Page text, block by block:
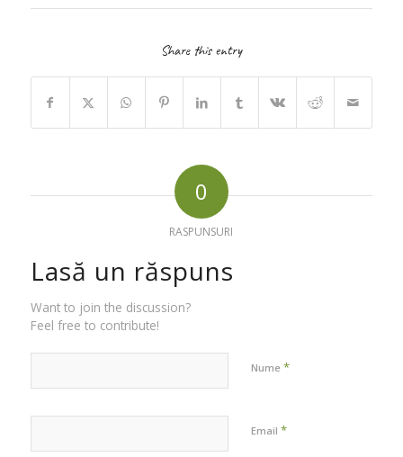
Share this entry
0
RASPUNSURI
Lasă un răspuns
Want to join the discussion?
Feel free to contribute!
Nume *
Email *